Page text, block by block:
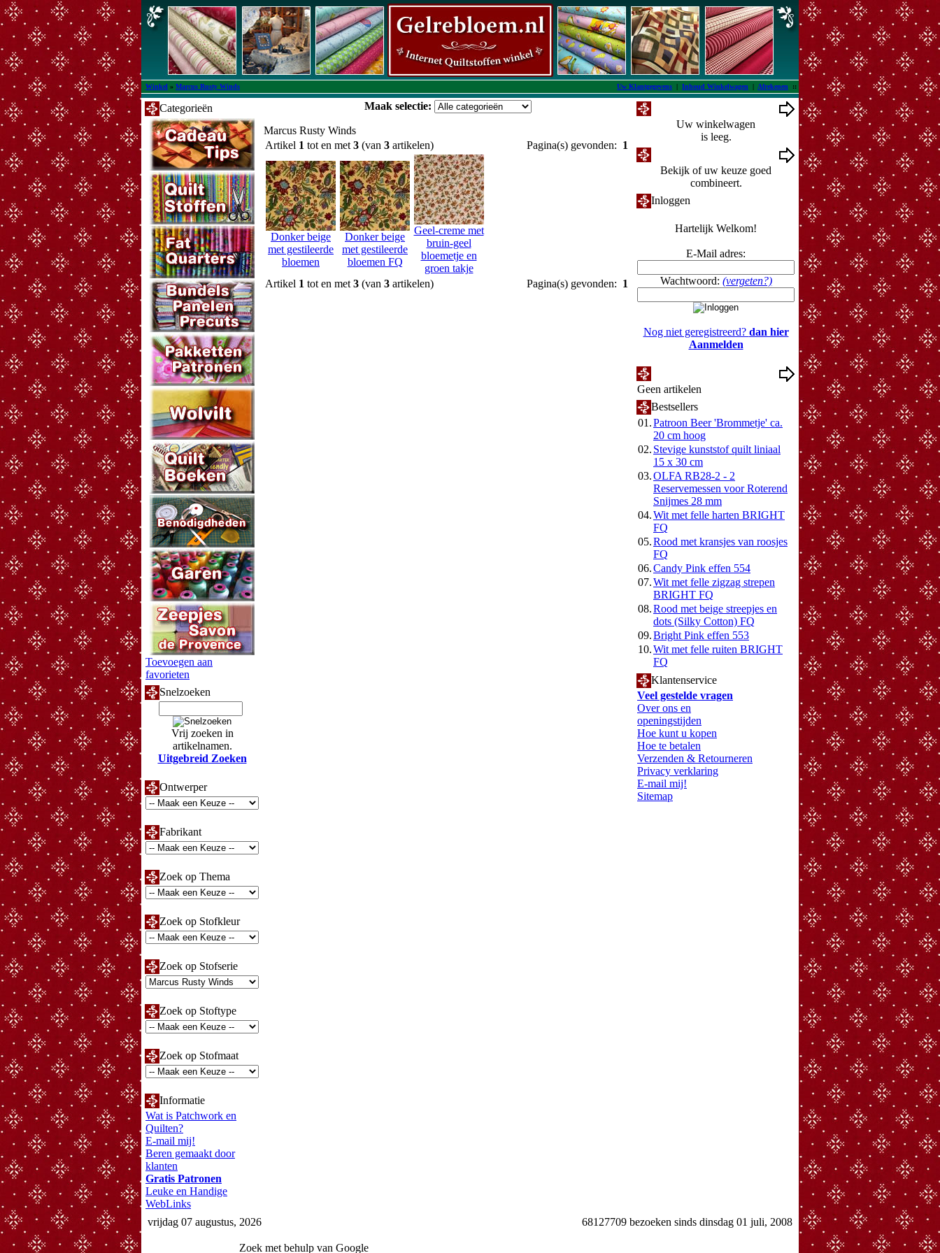
Winkel » Marcus Rusty Winds Uw Klantgegevens | Inhoud Winkelwagen | Afrekenen ::
Categorieën
Toevoegen aan
favorieten
Snelzoeken
Vrij zoeken in
artikelnamen.
Uitgebreid Zoeken
Ontwerper
Fabrikant
Zoek op Thema
Zoek op Stofkleur
Zoek op Stofserie
Zoek op Stoftype
Zoek op Stofmaat
Informatie
Wat is Patchwork en
Quilten?
E-mail mij!
Beren gemaakt door
klanten
Gratis Patronen
Leuke en Handige
WebLinks
Maak selectie:
Marcus Rusty Winds
Artikel 1 tot en met 3 (van 3 artikelen) Pagina(s) gevonden: 1
Donker beige
met gestileerde
bloemen
Donker beige
met gestileerde
bloemen FQ
Geel-creme met
bruin-geel
bloemetje en
groen takje
Artikel 1 tot en met 3 (van 3 artikelen) Pagina(s) gevonden: 1
Uw winkelwagen
is leeg.
Bekijk of uw keuze goed
combineert.
Inloggen
Hartelijk Welkom!
E-Mail adres:
Wachtwoord: (vergeten?)
Nog niet geregistreerd? dan hier
Aanmelden
Geen artikelen
Bestsellers
01.Patroon Beer 'Brommetje' ca.
20 cm hoog
02. Stevige kunststof quilt liniaal
15 x 30 cm
03.OLFA RB28-2 - 2
Reservemessen voor Roterend
Snijmes 28 mm
04.Wit met felle harten BRIGHT
FQ
05.Rood met kransjes van roosjes
FQ
06.Candy Pink effen 554
07.Wit met felle zigzag strepen
BRIGHT FQ
08.Rood met beige streepjes en
dots (Silky Cotton) FQ
09.Bright Pink effen 553
10.Wit met felle ruiten BRIGHT
FQ
Klantenservice
Veel gestelde vragen
Over ons en
openingstijden
Hoe kunt u kopen
Hoe te betalen
Verzenden & Retourneren
Privacy verklaring
E-mail mij!
Sitemap
vrijdag 07 augustus, 2026 68127709 bezoeken sinds dinsdag 01 juli, 2008
Zoek met behulp van Google